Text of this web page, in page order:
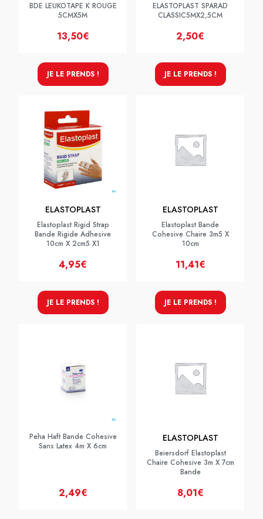
BDE LEUKOTAPE K ROUGE
5CMX5M
13,50€
JE LE PRENDS !
ELASTOPLAST SPARAD
CLASSIC5MX2,5CM
2,50€
JE LE PRENDS !
ELASTOPLAST
Elastoplast Rigid Strap
Bande Rigide Adhesive
10cm X 2cm5 X1
4,95€
JE LE PRENDS !
ELASTOPLAST
Elastoplast Bande
Cohesive Chaire 3m5 X
10cm
11,41€
JE LE PRENDS !
Peha Haft Bande Cohesive
Sans Latex 4m X 6cm
2,49€
ELASTOPLAST
Beiersdorf Elastoplast
Chaire Cohesive 3m X 7cm
Bande
8,01€